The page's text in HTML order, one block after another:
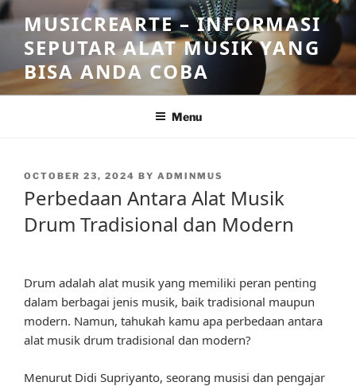
Skip
to
content
MUSICREARTE – INFORMASI
SEPUTAR ALAT MUSIK YANG
BISA ANDA COBA
Menu
POSTED
OCTOBER 23, 2024 BY ADMINMUS
Perbedaan Antara Alat Musik
Drum Tradisional dan Modern
Drum adalah alat musik yang memiliki peran penting
dalam berbagai jenis musik, baik tradisional maupun
modern. Namun, tahukah kamu apa perbedaan antara
alat musik drum tradisional dan modern?
Menurut Didi Supriyanto, seorang musisi dan pengajar